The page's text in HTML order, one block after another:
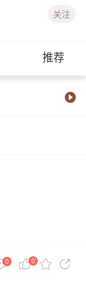
关注
推荐
0 0